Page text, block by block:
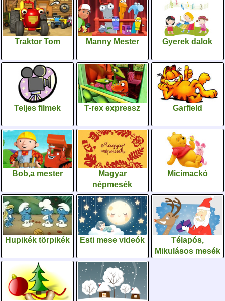
Traktor Tom Manny Mester Gyerek dalok
Teljes filmek T-rex expressz Garfield
Bob,a mester
Magyar
népmesék
Micimackó
Hupikék törpikék Esti mese videók
Télapós,
Mikulásos mesék